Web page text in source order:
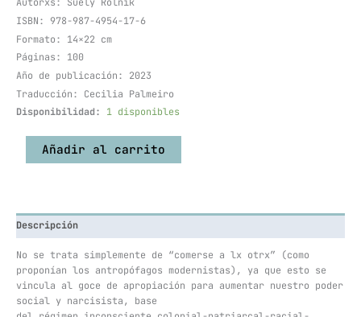
ISBN: 978-987-4954-17-6
Formato: 14×22 cm
Páginas: 100
Año de publicación: 2023
Traducción: Cecilia Palmeiro
Disponibilidad:
1 disponibles
Añadir al carrito
Descripción
No se trata simplemente de “comerse a lx otrx” (como
proponían los antropófagos modernistas), ya que esto se
vincula al goce de apropiación para aumentar nuestro poder
social y narcisista, base